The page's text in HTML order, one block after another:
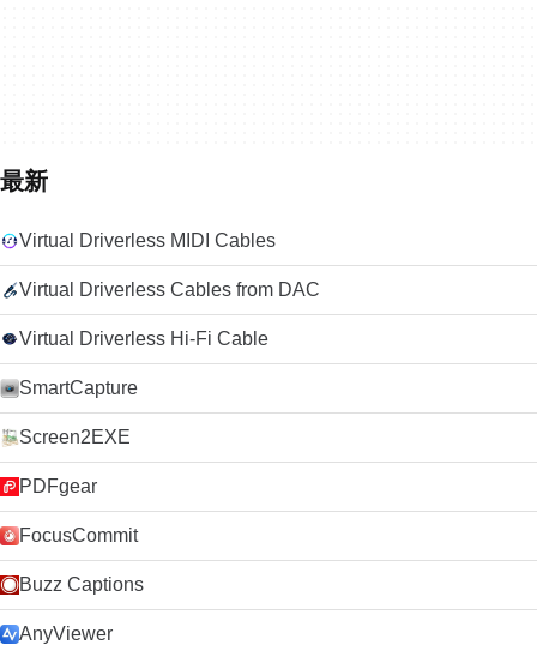
最新
Virtual Driverless MIDI Cables
Virtual Driverless Cables from DAC
Virtual Driverless Hi-Fi Cable
SmartCapture
Screen2EXE
PDFgear
FocusCommit
Buzz Captions
AnyViewer